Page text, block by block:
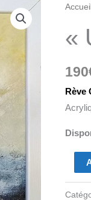
«
190
Rève
"Un